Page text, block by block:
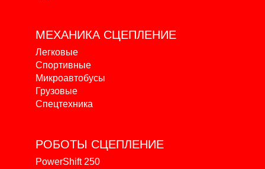
МЕХАНИКА СЦЕПЛЕНИЕ
Легковые
Спортивные
Микроавтобусы
Грузовые
Спецтехника
РОБОТЫ СЦЕПЛЕНИЕ
PowerShift 250